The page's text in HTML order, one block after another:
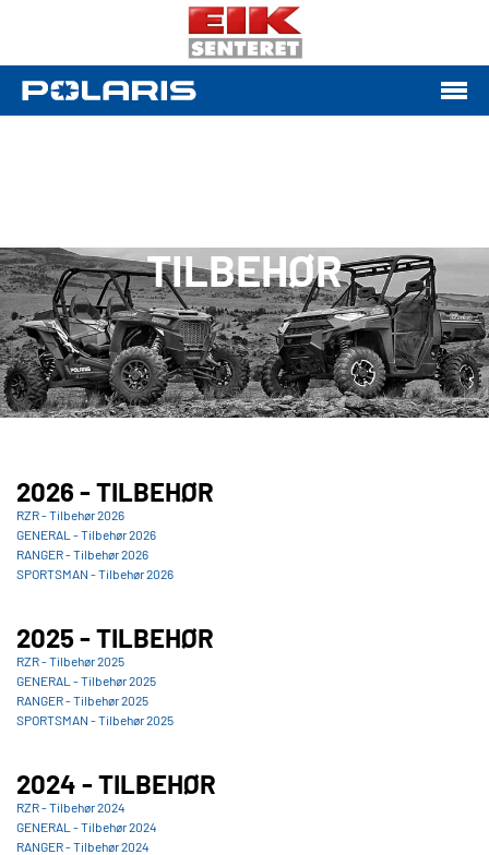
TILBEHØR
2026 - TILBEHØR
RZR - Tilbehør 2026
GENERAL - Tilbehør 2026
RANGER - Tilbehør 2026
SPORTSMAN - Tilbehør 2026
2025 - TILBEHØR
RZR - Tilbehør 2025
GENERAL - Tilbehør 2025
RANGER - Tilbehør 2025
SPORTSMAN - Tilbehør 2025
2024 - TILBEHØR
RZR - Tilbehør 2024
GENERAL - Tilbehør 2024
RANGER - Tilbehør 2024